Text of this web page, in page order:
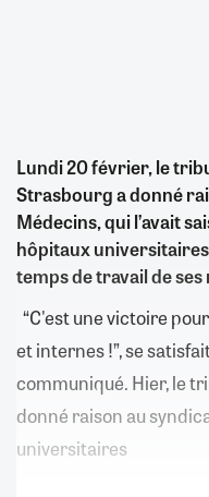
Lundi 20 février, le
Strasbourg a donné
Médecins, qui l’avait
hôpitaux
temps de travail de
“C'est une victoire
et internes !”, se
communiqué. Hier, le
donné raison au
universitaires